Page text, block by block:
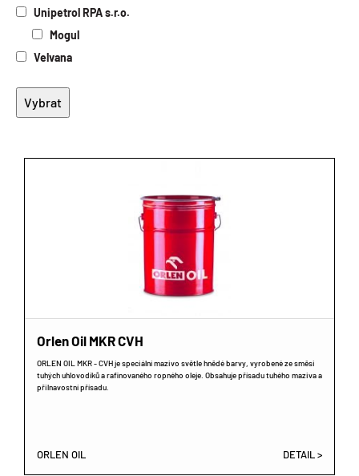
Unipetrol RPA s.r.o.
Mogul
Velvana
Orlen Oil MKR CVH
ORLEN OIL MKR - CVH je speciální mazivo světle hnědé barvy, vyrobené ze směsi
tuhých uhlovodíků a rafinovaného ropného oleje. Obsahuje přísadu tuhého maziva a
přilnavostní přísadu.
ORLEN OIL DETAIL >